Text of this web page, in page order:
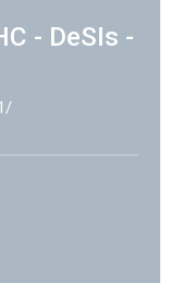
- DeSIs -